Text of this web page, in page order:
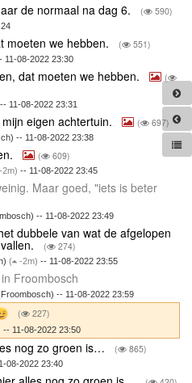
de normaal na dag 6. ( 590)
moeten we hebben. ( 551)
11-08-2022 23:30
dat moeten we hebben.
(
-- 11-08-2022 23:31
eigen achtertuin. ( 697)
-- 11-08-2022 23:38
( 609)
-2m) -- 11-08-2022 23:45
Maar goed, "iets is beter
-- 11-08-2022 23:49
dubbele van wat de afgelopen
( 274)
( -2m) -- 11-08-2022 23:55
Froombosch
-- 11-08-2022 23:59
( 227)
11-08-2022 23:50
nog zo groen is… ( 865)
08-2022 23:40